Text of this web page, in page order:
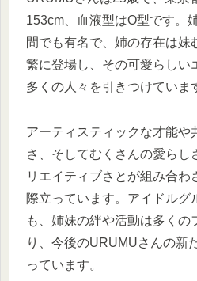
153cm、血液型はO型です。
間でも有名で、姉の存在は妹
繁に登場し、その可愛らしい
多くの人々を引きつけていま
アーティスティックな才能や
さ、そしてむくさんの愛らし
リエイティブさとが組み合わ
際立っています。アイドルグ
も、姉妹の絆や活動は多くの
り、今後のURUMUさんの新
っています。